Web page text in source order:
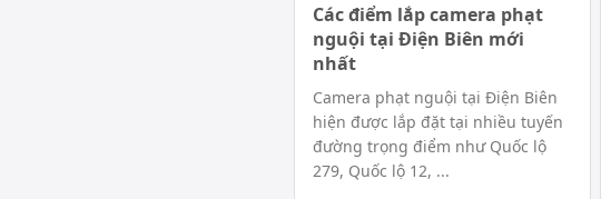
Các điểm lắp camera phạt
nguội tại Điện Biên mới
nhất
Camera phạt nguội tại Điện Biên
hiện được lắp đặt tại nhiều tuyến
đường trọng điểm như Quốc lộ
279, Quốc lộ 12, ...